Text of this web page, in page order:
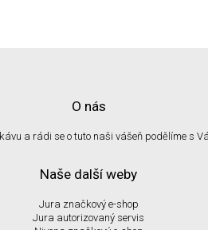
O nás
a rádi se o tuto naši vášeň podělíme s
Naše další weby
Jura značkový e-shop
Jura autorizovaný servis